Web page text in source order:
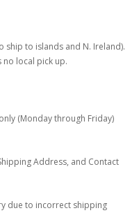
ship to islands and N. Ireland).
local pick up.
(Monday through Friday)
Address, and Contact
due to incorrect shipping